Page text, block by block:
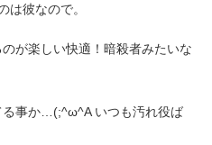
は彼なので。
が楽しい快適！暗殺者みたいな
る事か…(;^ω^A いつも汚れ役ば